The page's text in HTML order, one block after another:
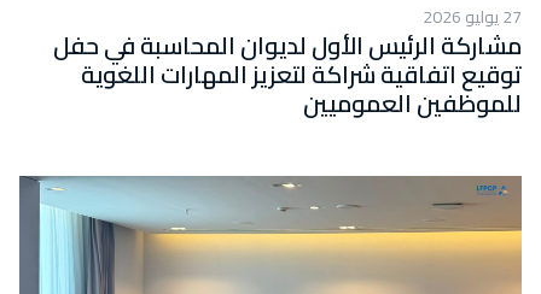
27 يوليو 2026
مشاركة الرئيس الأول لديوان المحاسبة في حفل
توقيع اتفاقية شراكة لتعزيز المهارات اللغوية
للموظفين العموميين